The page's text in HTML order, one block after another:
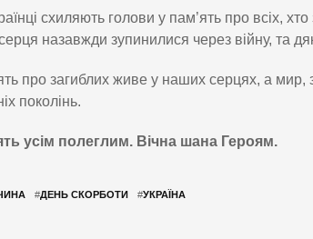
схиляють голови у пам’ять про всіх,
назавжди зупинилися через війну, та
про загиблих живе у наших серцях, а
поколінь.
усім полеглим. Вічна шана Героям.
#ДЕНЬ СКОРБОТИ #УКРАЇНА